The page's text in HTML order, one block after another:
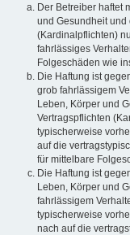
Der Betreiber haftet
und Gesundheit und
(Kardinalpflichten)
fahrlässiges
Folgeschäden wie
Die Haftung ist
grob fahrlässigem
Leben, Körper und
Vertragspflichten
typischerweise
auf die
für mittelbare
Die Haftung ist
Leben, Körper und
fahrlässigem
typischerweise
nach auf die